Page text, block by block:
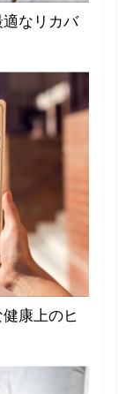
なリカバ
康上のヒ